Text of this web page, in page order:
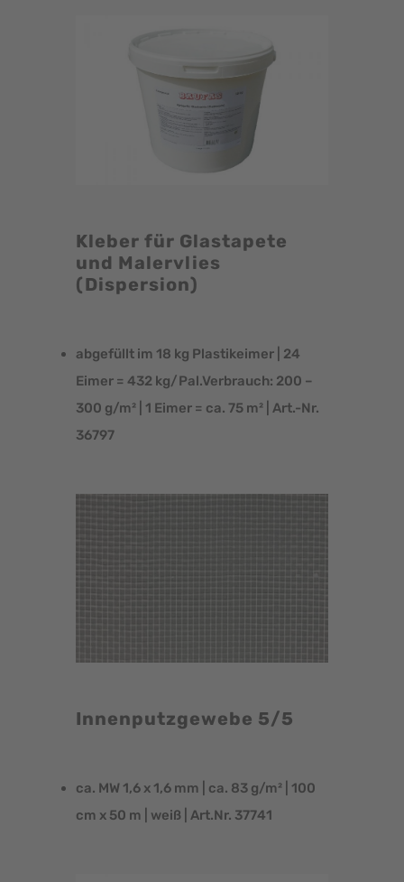
Kleber für Glastapete
und Malervlies
(Dispersion)
abgefüllt im 18 kg Plastikeimer | 24
Eimer = 432 kg/Pal.Verbrauch: 200 –
300 g/m² | 1 Eimer = ca. 75 m² | Art.-Nr.
36797
Innenputzgewebe 5/5
ca. MW 1,6 x 1,6 mm | ca. 83 g/m² | 100
cm x 50 m | weiß | Art.Nr. 37741